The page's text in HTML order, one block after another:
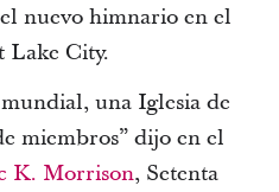
nuevo himnario en el
Lake City.
una Iglesia de
miembros” dijo en el
K. Morrison, Setenta